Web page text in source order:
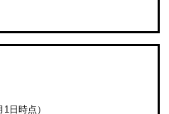
1日時点）